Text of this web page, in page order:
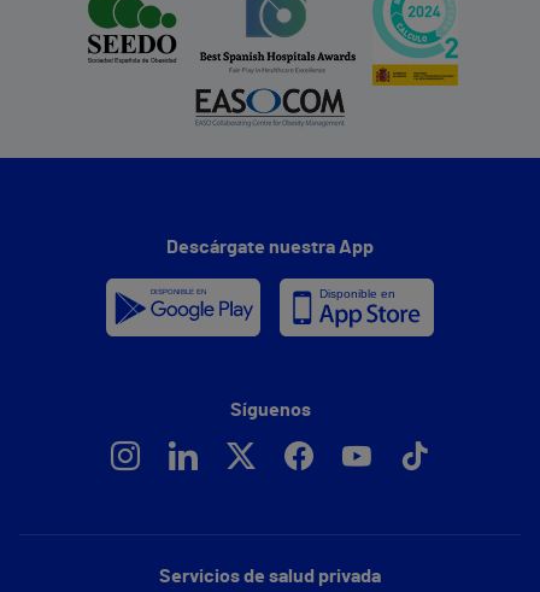
Servicios de salud privada
Descárgate nuestra App
Síguenos